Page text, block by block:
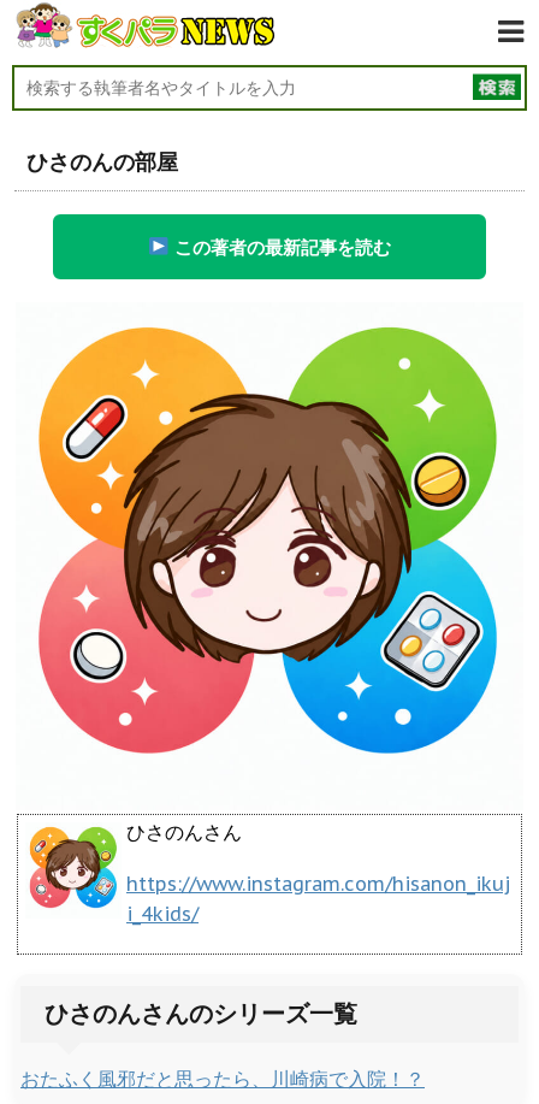
ひさのんの部屋
この著者の最新記事を読む
ひさのんさん
https://www.instagram.com/hisanon_ikuj
i_4kids/
ひさのんさんのシリーズ一覧
おたふく風邪だと思ったら、川崎病で入院！？